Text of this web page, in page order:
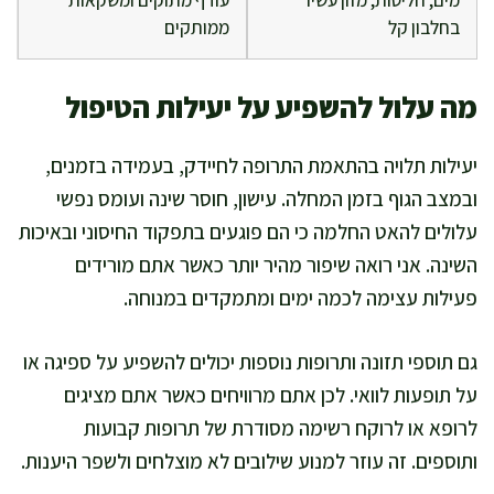
בחלבון קל
ממותקים
מה עלול להשפיע על יעילות הטיפול
יעילות תלויה בהתאמת התרופה לחיידק, בעמידה בזמנים,
ובמצב הגוף בזמן המחלה. עישון, חוסר שינה ועומס נפשי
עלולים להאט החלמה כי הם פוגעים בתפקוד החיסוני ובאיכות
השינה. אני רואה שיפור מהיר יותר כאשר אתם מורידים
פעילות עצימה לכמה ימים ומתמקדים במנוחה.
גם תוספי תזונה ותרופות נוספות יכולים להשפיע על ספיגה או
על תופעות לוואי. לכן אתם מרוויחים כאשר אתם מציגים
לרופא או לרוקח רשימה מסודרת של תרופות קבועות
ותוספים. זה עוזר למנוע שילובים לא מוצלחים ולשפר היענות.